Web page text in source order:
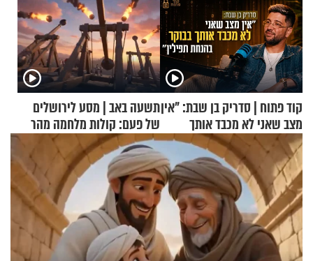
קוד פתוח | סדריק בן שבת: "אין
מצב שאני לא מכבד אותך
בבוקר בהנחת תפילין"
תשעה באב | מסע לירושלים
של פעם: קולות מלחמה מהר
הזיתים